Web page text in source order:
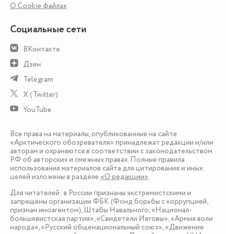
О Сookie файлах
Социальные сети
ВКонтакте
Дзен
Telegram
X (Twitter)
YouTube
Все права на материалы, опубликованные на сайте
«Арктического обозревателя» принадлежат редакции и/или
авторам и охраняются в соответствии с законодательством
РФ об авторских и смежных правах. Полные правила
использования материалов сайта для цитирования и иных
целей изложены в разделе «О редакции».
Для читателей: в России признаны экстремистскими и
запрещены организации ФБК (Фонд борьбы с коррупцией,
признан иноагентом), Штабы Навального, «Национал-
большевистская партия», «Свидетели Иеговы», «Армия воли
народа», «Русский общенациональный союз», «Движение